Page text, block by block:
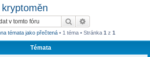
Hledat
témata jako přečtená • 1 téma • Stránka 1 z 1
Témata